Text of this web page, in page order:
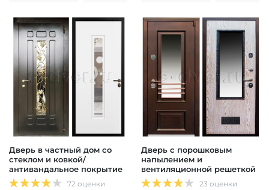
Дверь в частный дом со
стеклом и ковкой/
антивандальное покрытие
72 оценки
Дверь с порошковым
напылением и
вентиляционной решеткой
23 оценки